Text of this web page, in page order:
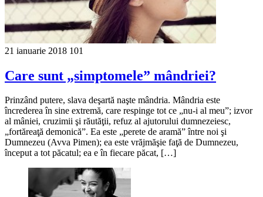
21 ianuarie 2018 101
Care sunt „simptomele” mândriei?
Prinzând putere, slava deşartă naşte mândria. Mândria este
încrederea în sine extremă, ca­re respinge tot ce „nu-i al meu”; izvor
al mâniei, cruzimii şi răutăţii, refuz al ajutorului dumnezeiesc,
„fortăreaţă demonică”. Ea este „perete de aramă” între noi şi
Dumnezeu (Avva Pimen); ea este vrăjmăşie faţă de Dumnezeu,
început a tot păcatul; ea e în fiecare păcat, […]